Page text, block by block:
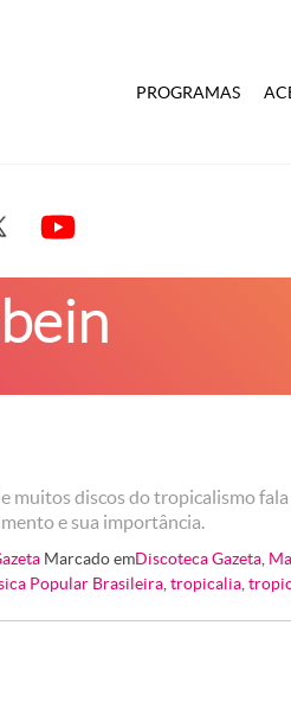
PROGRAMAS
muitos discos do tropicalismo fala
e sua importância.
Marcado emDiscoteca Gazeta
Popular Brasileira tropicalia